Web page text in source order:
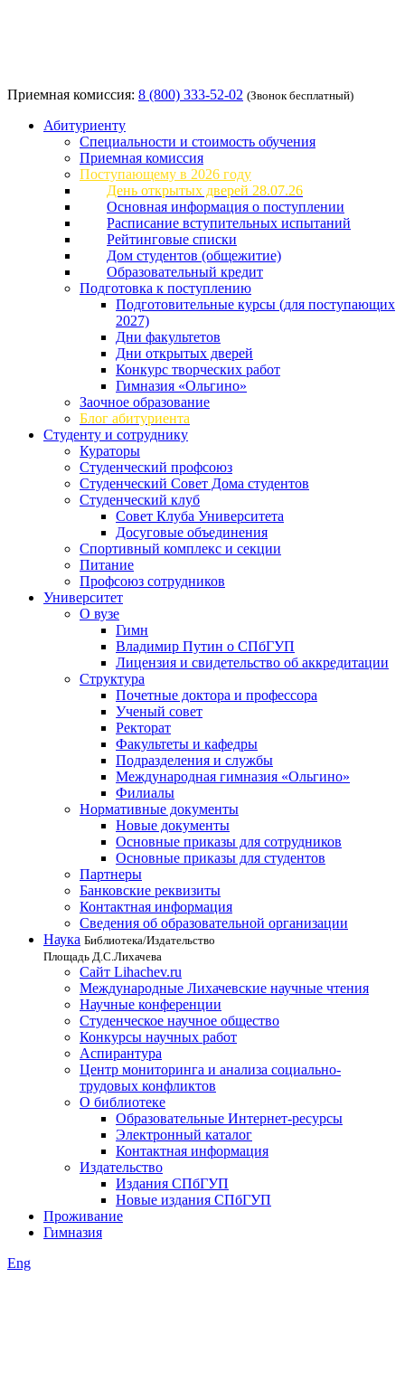
Приемная комиссия: 8 (800) 333-52-02 (Звонок бесплатный)
Абитуриенту
Специальности и стоимость обучения
Приемная комиссия
Поступающему в 2026 году
День открытых дверей 28.07.26
Основная информация о поступлении
Расписание вступительных испытаний
Рейтинговые списки
Дом студентов (общежитие)
Образовательный кредит
Подготовка к поступлению
Подготовительные курсы (для поступающих
2027)
Дни факультетов
Дни открытых дверей
Конкурс творческих работ
Гимназия «Ольгино»
Заочное образование
Блог абитуриента
Студенту и сотруднику
Кураторы
Студенческий профсоюз
Студенческий Совет Дома студентов
Студенческий клуб
Совет Клуба Университета
Досуговые объединения
Спортивный комплекс и секции
Питание
Профсоюз сотрудников
Университет
О вузе
Гимн
Владимир Путин о СПбГУП
Лицензия и свидетельство об аккредитации
Структура
Почетные доктора и профессора
Ученый совет
Ректорат
Факультеты и кафедры
Подразделения и службы
Международная гимназия «Ольгино»
Филиалы
Нормативные документы
Новые документы
Основные приказы для сотрудников
Основные приказы для студентов
Партнеры
Банковские реквизиты
Контактная информация
Сведения об образовательной организации
Наука Библиотека/Издательство
Площадь Д.С.Лихачева
Сайт Lihachev.ru
Международные Лихачевские научные чтения
Научные конференции
Студенческое научное общество
Конкурсы научных работ
Аспирантура
Центр мониторинга и анализа социально-
трудовых конфликтов
О библиотеке
Образовательные Интернет-ресурсы
Электронный каталог
Контактная информация
Издательство
Издания СПбГУП
Новые издания СПбГУП
Проживание
Гимназия
Eng